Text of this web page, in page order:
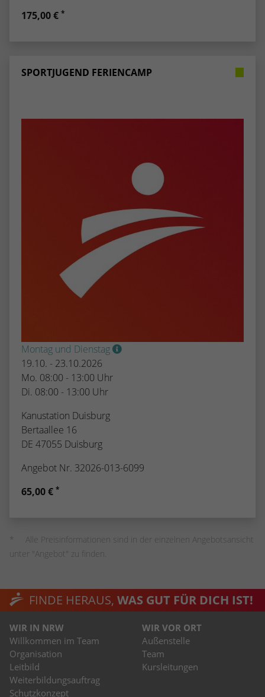
175,00 € *
SPORTJUGEND FERIENCAMP
Montag und Dienstag
19.10. - 23.10.2026
Mo. 08:00 - 13:00 Uhr
Di. 08:00 - 13:00 Uhr
Kanustation Duisburg
Bertaallee 16
DE 47055 Duisburg
Angebot Nr. 32026-013-6099
65,00 € *
Alle Preisinformationen sind in der einzelnen Angebotsansicht
unter "Angebot" zu finden.
FINDE HERAUS, WAS GUT FÜR DICH IST!
WIR IN NRW
Willkommen im Team
Organisation
Leitbild
Weiterbildungsauftrag
Schutzkonzept
WIR VOR ORT
Außenstelle
Team
Kursleitungen